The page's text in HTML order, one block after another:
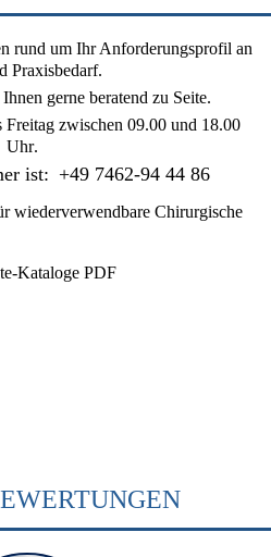
rund um Ihr Anforderungsprofil an
Praxisbedarf.
gerne beratend zu Seite.
Freitag zwischen 09.00 und 18.00
Uhr.
ist: +49 7462-94 44 86
wiederverwendbare Chirurgische
Kataloge PDF